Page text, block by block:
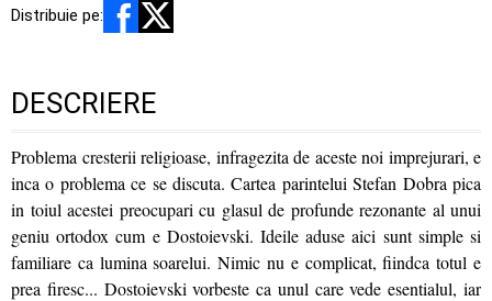
Distribuie pe:
DESCRIERE
Problema cresterii religioase, infragezita de aceste noi imprejurari, e
inca o problema ce se discuta. Cartea parintelui Stefan Dobra pica
in toiul acestei preocupari cu glasul de profunde rezonante al unui
geniu ortodox cum e Dostoievski. Ideile aduse aici sunt simple si
familiare ca lumina soarelui. Nimic nu e complicat, fiindca totul e
prea firesc... Dostoievski vorbeste ca unul care vede esentialul, iar